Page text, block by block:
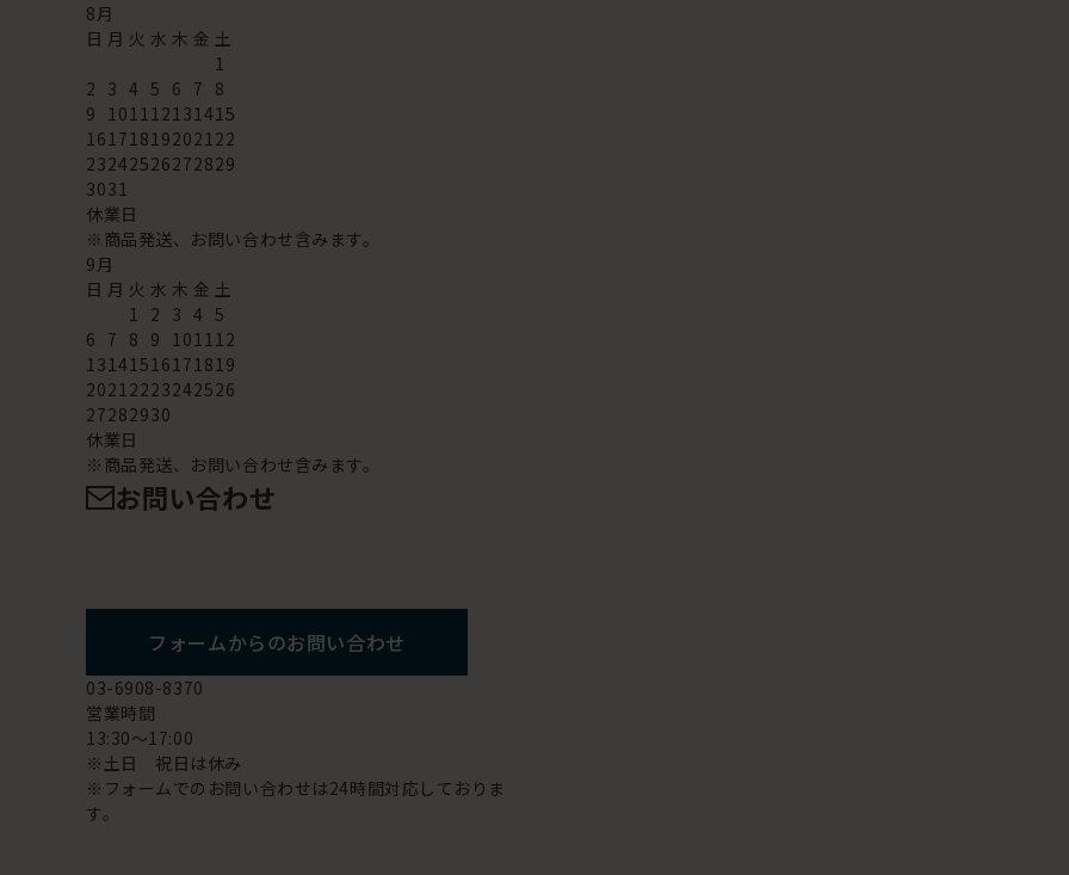
8月
日 月 火 水 木 金 土
1
2 3 4 5 6 7 8
9 101112131415
16171819202122
23242526272829
3031
休業日
※商品発送、お問い合わせ含みます。
9月
日 月 火 水 木 金 土
1 2 3 4 5
6 7 8 9 101112
13141516171819
20212223242526
27282930
休業日
※商品発送、お問い合わせ含みます。
お問い合わせ
フォームからのお問い合わせ
03-6908-8370
営業時間
13:30～17:00
※土日 祝日は休み
※フォームでのお問い合わせは24時間対応しておりま
す。